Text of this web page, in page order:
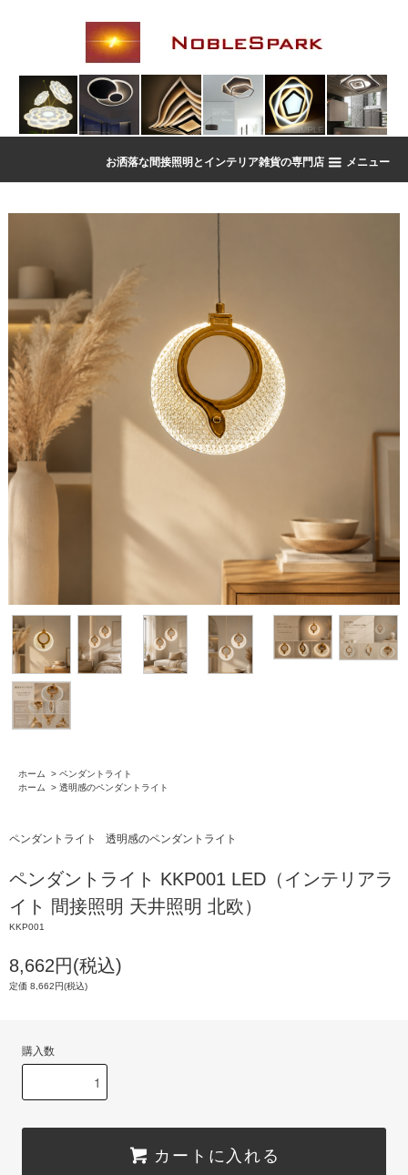
お洒落な間接照明とインテリア雑貨の専門店 メニュー
ホーム > ペンダントライト
ホーム
> 透明感のペンダントライト
ペンダントライト 透明感のペンダントライト
ペンダントライト KKP001 LED（インテリアラ
イト 間接照明 天井照明 北欧）
KKP001
8,662円(税込)
定価 8,662円(税込)
購入数
カートに入れる